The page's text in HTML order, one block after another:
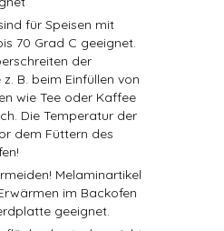
für Speisen mit
70 Grad C geeignet.
der
B. beim Einfüllen von
wie Tee oder Kaffee
Die Temperatur der
dem Füttern des
Melaminartikel
im Backofen
geeignet.